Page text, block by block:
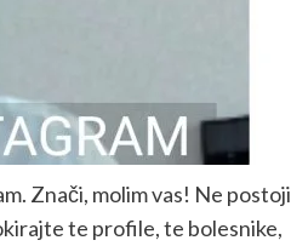
Znači, molim vas! Ne postoji
te profile, te bolesnike,